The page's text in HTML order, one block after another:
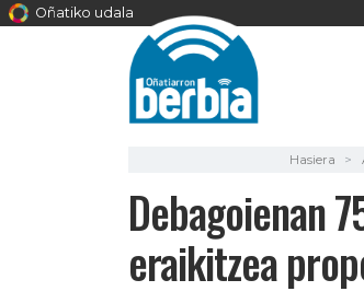
Oñatiko udala
Hasiera
Debagoienan
eraikitzea